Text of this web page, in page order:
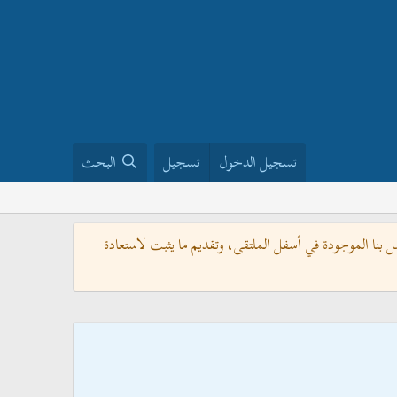
تسجيل الدخول تسجيل البحث
الموجودة في أسفل الملتقى، وتقديم ما يثبت لاستعادة